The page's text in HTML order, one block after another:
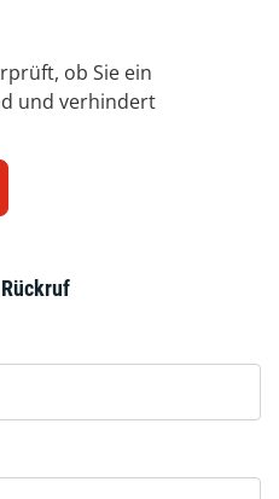
ob Sie ein
und verhindert